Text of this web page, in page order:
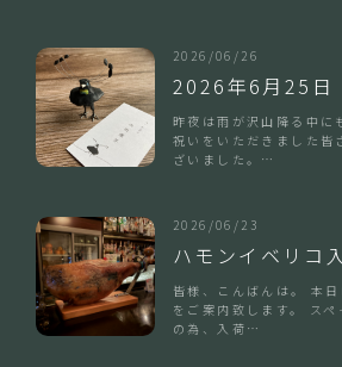
2026/06/26
2026年6月25日
昨夜は雨が沢山降る中に
祝いをいただきました皆
ざいました。…
2026/06/23
ハモンイベリコ
皆様、こんばんは。 本
をご案内致します。 スペ
の為、入荷…